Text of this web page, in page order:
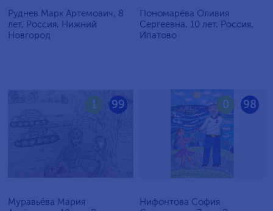
Руднев Марк Артемович, 8
лет, Россия, Нижний
Новгород
Пономарёва Оливия
Сергеевна, 10 лет, Россия,
Ипатово
99
1
Муравьёва Мария
98
0
Нифонтова София